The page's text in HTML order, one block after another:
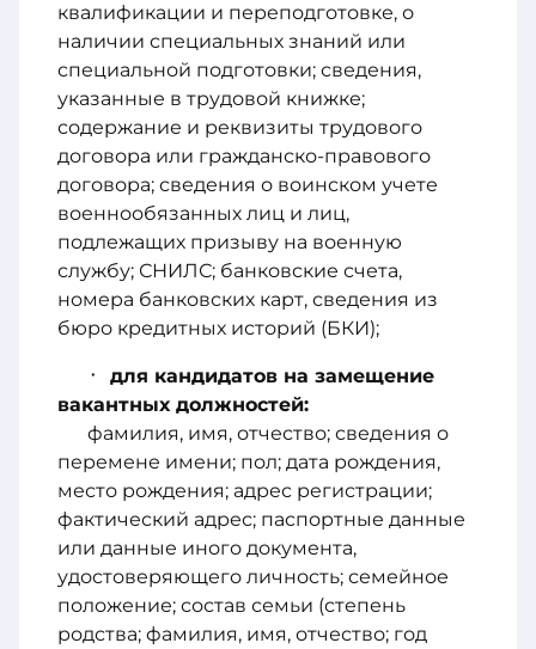
квалификации и переподготовке, о
наличии специальных знаний или
специальной подготовки; сведения,
указанные в трудовой книжке;
содержание и реквизиты трудового
договора или гражданско-правового
договора; сведения о воинском учете
военнообязанных лиц и лиц,
подлежащих призыву на военную
службу; СНИЛС; банковские счета,
номера банковских карт, сведения из
бюро кредитных историй (БКИ);
для кандидатов на замещение
вакантных должностей:
фамилия, имя, отчество; сведения о
перемене имени; пол; дата рождения,
место рождения; адрес регистрации;
фактический адрес; паспортные данные
или данные иного документа,
удостоверяющего личность; семейное
положение; состав семьи (степень
родства; фамилия, имя, отчество; год